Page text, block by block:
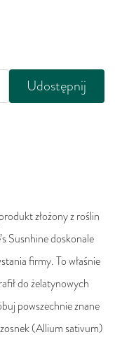
Udostępnij
złożony z roślin
Susnhine doskonale
firmy. To właśnie
do żelatynowych
powszechnie znane
(Allium sativum)